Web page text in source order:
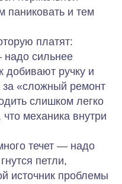
паниковать и тем
платят:
надо сильнее
добивают ручку и
за «сложный ремонт
слишком легко
механика внутри
течет — надо
петли,
источник проблемы